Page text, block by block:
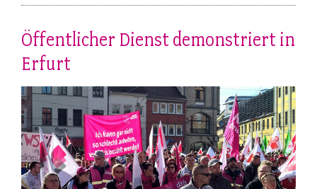
Öffentlicher Dienst demonstriert in
Erfurt